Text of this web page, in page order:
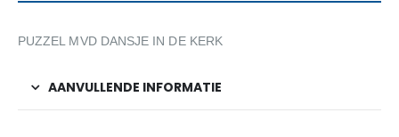
PUZZEL MVD DANSJE IN DE KERK
AANVULLENDE INFORMATIE